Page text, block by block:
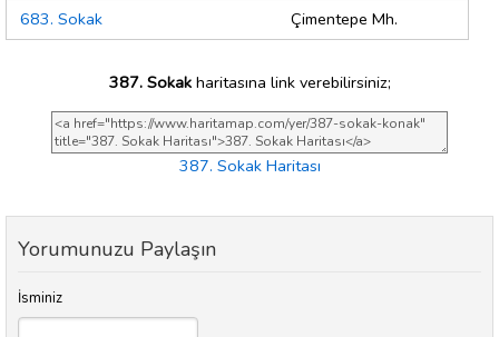
683. Sokak
Çimentepe Mh.
387. Sokakharitasına link verebilirsiniz;
387. Sokak Haritası
Yorumunuzu Paylaşın
İsminiz